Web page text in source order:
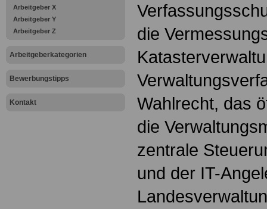
Arbeitgeber X
Arbeitgeber Y
Arbeitgeber Z
Arbeitgeberkategorien
Bewerbungstipps
Kontakt
die
Wahlrecht, das
die
zentrale
und der IT-